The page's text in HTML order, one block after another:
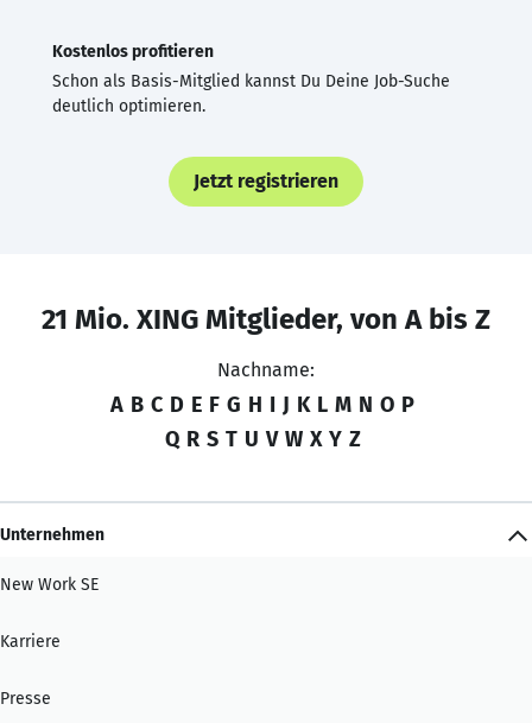
Kostenlos profitieren
Schon als Basis-Mitglied kannst Du Deine Job-Suche
deutlich optimieren.
Jetzt registrieren
21 Mio. XING Mitglieder, von A bis Z
Nachname:
A B C D E F G H I J K L M N O P
Q R S T U V W X Y Z
Unternehmen
New Work SE
Karriere
Presse